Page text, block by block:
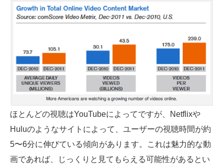
ほとんどの視聴はYouTubeによってですが、Netflixや
Huluのようなサイトによって、ユーザーの視聴時間が約
5〜6分に伸びている傾向があります。これは魅力的な動
画であれば、じっくりと見てもらえる可能性があるとい